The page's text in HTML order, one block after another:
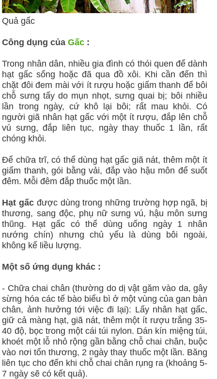
Quả gấc
Công dụng củaGấc :
Trong nhân dân, nhiều gia đình có thói quen để dành
hạt gấc sống hoặc đã qua đồ xôi. Khi cần đến thì
chặt đôi đem mài với ít rượu hoặc giấm thanh để bôi
chỗ sưng tấy do mụn nhọt, sưng quai bị; bôi nhiều
lần trong ngày, cứ khô lại bôi; rất mau khỏi. Có
người giã nhân hạt gấc với một ít rượu, đắp lên chỗ
vú sưng, đắp liên tục, ngày thay thuốc 1 lần, rất
chóng khỏi.
Để chữa trĩ, có thể dùng hạt gấc giã nát, thêm một ít
giấm thanh, gói bằng vải, đắp vào hậu môn để suốt
đêm. Mỗi đêm đắp thuốc một lần.
Hạt gấc được dùng trong những trường hợp ngã, bị
thương, sang độc, phụ nữ sưng vú, hậu môn sưng
thũng. Hạt gấc có thể dùng uống ngày 1 nhân
nướng chín) nhưng chủ yếu là dùng bôi ngoài,
không kể liều lượng.
Một số ứng dụng khác :
- Chữa chai chân (thường do dị vật găm vào da, gây
sừng hóa các tế bào biểu bì ở một vùng của gan bàn
chân, ảnh hưởng tới việc đi lại): Lấy nhân hạt gấc,
giữ cả màng hạt, giã nát, thêm một ít rượu trắng 35-
40 độ, bọc trong một cái túi nylon. Dán kín miệng túi,
khoét một lỗ nhỏ rộng gần bằng chỗ chai chân, buộc
vào nơi tổn thương, 2 ngày thay thuốc một lần. Băng
liên tục cho đến khi chỗ chai chân rụng ra (khoảng 5-
7 ngày sẽ có kết quả).